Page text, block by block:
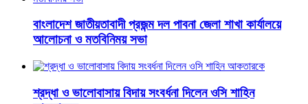
বাংলাদেশ জাতীয়তাবাদী প্রজন্ম দল পাবনা জেলা শাখা কার্যালয়ে
আলোচনা ও মতবিনিময় সভা
শ্রদ্ধা ও ভালোবাসায় বিদায় সংবর্ধনা দিলেন ওসি শাহিন